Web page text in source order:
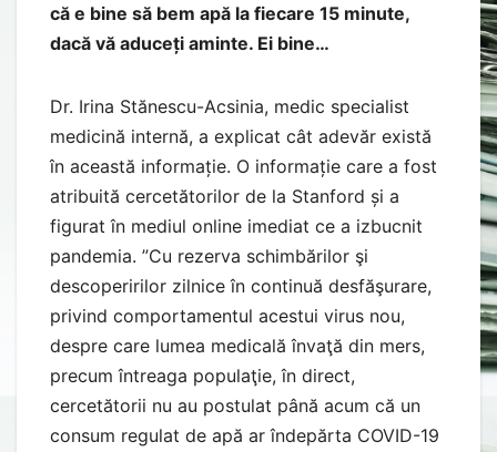
că e bine să bem apă la fiecare 15 minute,
dacă vă aduceți aminte. Ei bine…
Dr. Irina Stănescu-Acsinia, medic specialist
medicină internă, a explicat cât adevăr există
în această informație. O informație care a fost
atribuită cercetătorilor de la Stanford și a
figurat în mediul online imediat ce a izbucnit
pandemia. ”Cu rezerva schimbărilor şi
descoperirilor zilnice în continuă desfăşurare,
privind comportamentul acestui virus nou,
despre care lumea medicală învaţă din mers,
precum întreaga populaţie, în direct,
cercetătorii nu au postulat până acum că un
consum regulat de apă ar îndepărta COVID-19